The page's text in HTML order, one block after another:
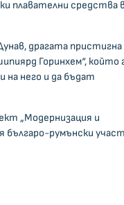
плавателни средства
драгата пристигна
Горинхем“, който
на него и да бъдат
„Модернизация и
българо-румънски